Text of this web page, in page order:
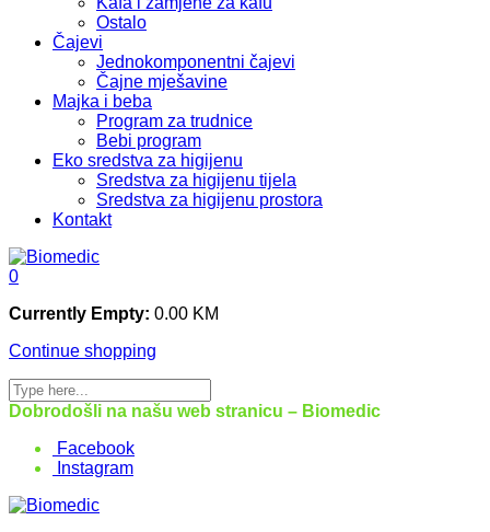
Ostalo
Čajevi
Jednokomponentni čajevi
Čajne mješavine
Majka i beba
Program za trudnice
Bebi program
Eko sredstva za higijenu
Sredstva za higijenu tijela
Sredstva za higijenu prostora
Kontakt
0
Currently Empty: 0.00 KM
Continue shopping
Dobrodošli na našu web stranicu – Biomedic
Facebook
Instagram